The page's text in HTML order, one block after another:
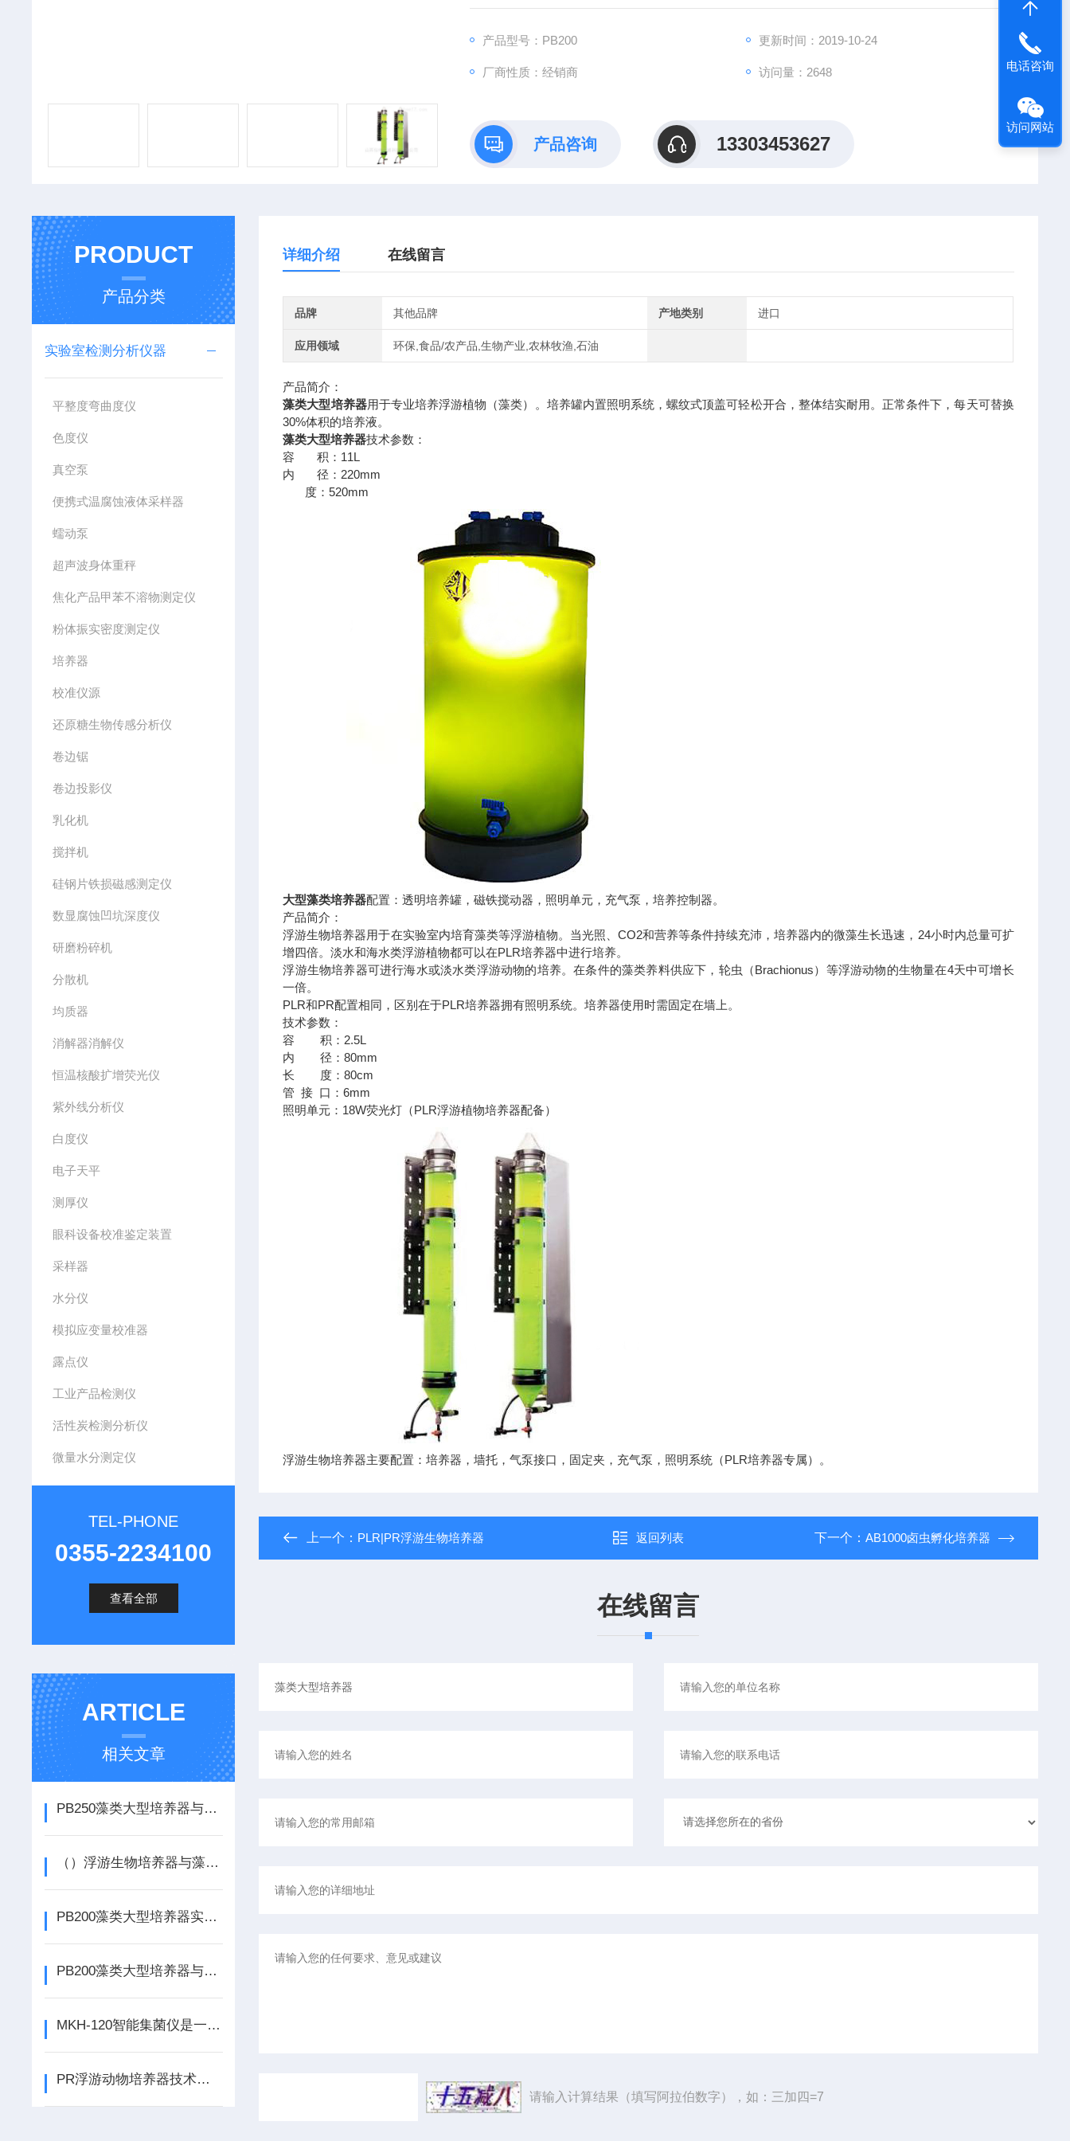
产品型号：PB200 更新时间：2019-10-24
厂商性质：经销商 访问量：2648
产品咨询 13303453627
PRODUCT
产品分类
实验室检测分析仪器
平整度弯曲度仪
色度仪
真空泵
便携式温腐蚀液体采样器
蠕动泵
超声波身体重秤
焦化产品甲苯不溶物测定仪
粉体振实密度测定仪
培养器
校准仪源
还原糖生物传感分析仪
卷边锯
卷边投影仪
乳化机
搅拌机
硅钢片铁损磁感测定仪
数显腐蚀凹坑深度仪
研磨粉碎机
分散机
均质器
消解器消解仪
恒温核酸扩增荧光仪
紫外线分析仪
白度仪
电子天平
测厚仪
眼科设备校准鉴定装置
采样器
水分仪
模拟应变量校准器
露点仪
工业产品检测仪
活性炭检测分析仪
微量水分测定仪
TEL-PHONE
0355-2234100
查看全部
ARTICLE
相关文章
PB250藻类大型培养器与PLR和PR浮游生物培养器技术对比！
（）浮游生物培养器与藻类大型培养器
PB200藻类大型培养器实物展示！
PB200藻类大型培养器与PLR|PR浮游生物培养器技术对比！
MKH-120智能集菌仪是一次性使用全封闭集菌培养器的配套使用设施
PR浮游动物培养器技术简介！
详细介绍 在线留言
品牌 其他品牌 产地类别 进口
应用领域 环保,食品/农产品,生物产业,农林牧渔,石油
产品简介：
藻类大型培养器用于专业培养浮游植物（藻类）。培养罐内置照明系统，螺纹式顶盖可轻松开合，整体结实耐用。正常条件下，每天可替换
30%体积的培养液。
藻类大型培养器技术参数：
容 积：11L
内 径：220mm
度：520mm
大型藻类培养器配置：透明培养罐，磁铁搅动器，照明单元，充气泵，培养控制器。
产品简介：
浮游生物培养器用于在实验室内培育藻类等浮游植物。当光照、CO2和营养等条件持续充沛，培养器内的微藻生长迅速，24小时内总量可扩
增四倍。淡水和海水类浮游植物都可以在PLR培养器中进行培养。
浮游生物培养器可进行海水或淡水类浮游动物的培养。在条件的藻类养料供应下，轮虫（Brachionus）等浮游动物的生物量在4天中可增长
一倍。
PLR和PR配置相同，区别在于PLR培养器拥有照明系统。培养器使用时需固定在墙上。
技术参数：
容 积：2.5L
内 径：80mm
长 度：80cm
管 接 口：6mm
照明单元：18W荧光灯（PLR浮游植物培养器配备）
浮游生物培养器主要配置：培养器，墙托，气泵接口，固定夹，充气泵，照明系统（PLR培养器专属）。
上一个： PLR|PR浮游生物培养器 返回列表 下一个： AB1000卤虫孵化培养器
在线留言
请输入计算结果（填写阿拉伯数字），如：三加四=7
电话咨询
访问网站